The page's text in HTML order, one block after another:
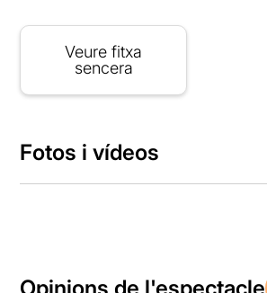
Veure fitxa
sencera
Fotos i vídeos
Opinions de l'espectacle